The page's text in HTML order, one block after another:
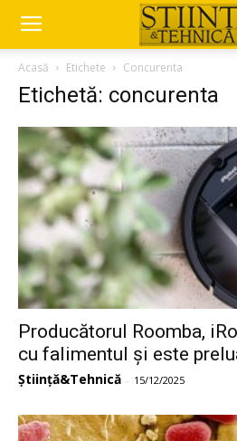
Acasă Etichete Concurenta
Etichetă: concurenta
Producătorul Roomba,
cu falimentul și este
Știință&Tehnică - 15/12/2025